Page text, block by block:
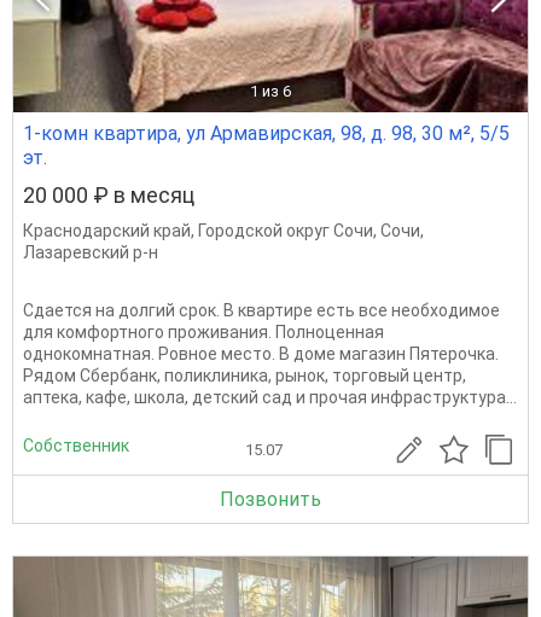
1 из 6
1-комн квартира, ул Армавирская, 98, д. 98, 30 м², 5/5
эт.
20 000 ₽ в месяц
Краснодарский край, Городской округ Сочи, Сочи,
Лазаревский р-н
Сдается на долгий срок. В квартире есть все необходимое
для комфортного проживания. Полноценная
однокомнатная. Ровное место. В доме магазин Пятерочка.
Рядом Сбербанк, поликлиника, рынок, торговый центр,
аптека, кафе, школа, детский сад и прочая инфраструктура...
Собственник 15.07
Позвонить